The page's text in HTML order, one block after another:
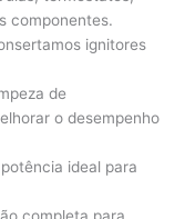
componentes.
ignitores
de
o desempenho
ideal para